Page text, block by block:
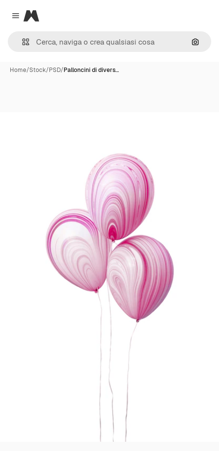
Close menu
Magnific
Cerca
Home/Stock/PSD/Palloncini di divers…